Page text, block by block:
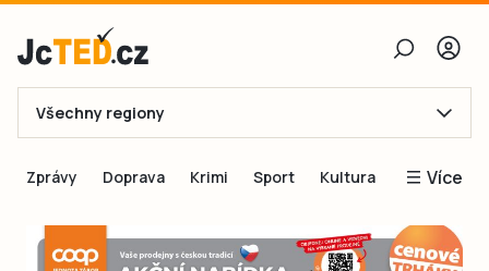
E-mail
Obnovit heslo
Všechny regiony
Zprávy Doprava Krimi Sport Kultura Více
Inspirace